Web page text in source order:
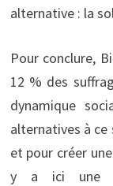
alternative : la
Pour conclure,
12 % des
dynamique
alternatives à ce
et pour créer
y a ici une